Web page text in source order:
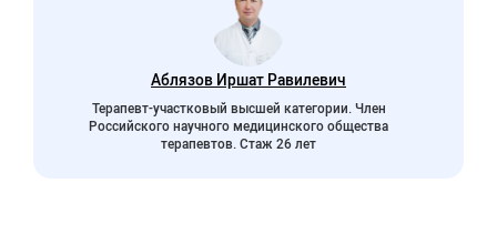
Аблязов Иршат Равилевич
Терапевт-участковый высшей категории. Член
Российского научного медицинского общества
терапевтов. Стаж 26 лет